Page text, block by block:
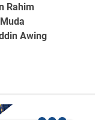
Rahim
Awing